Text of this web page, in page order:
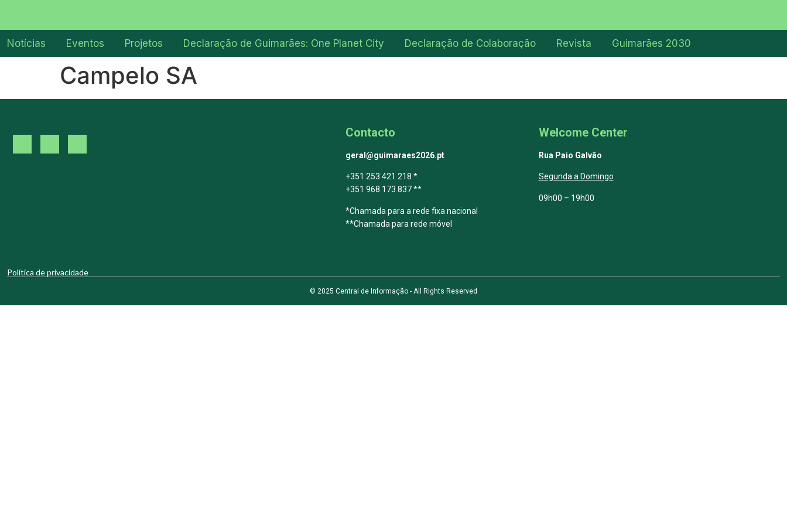
Notícias Eventos Projetos Declaração de Guimarães: One Planet City Declaração de Colaboração Revista Guimarães 2030
Campelo SA
Contacto
geral@guimaraes2026.pt
+351 253 421 218 *
+351 968 173 837 **
*Chamada para a rede fixa nacional
**Chamada para rede móvel
Welcome Center
Rua Paio Galvão
Segunda a Domingo
09h00 – 19h00
Política de privacidade
© 2025 Central de Informação - All Rights Reserved